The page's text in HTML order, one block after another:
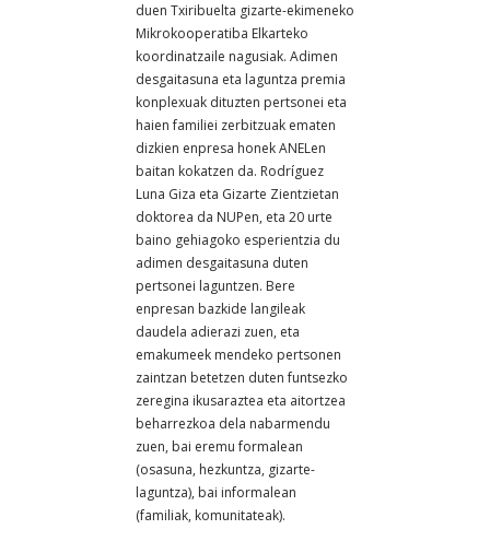
duen Txiribuelta gizarte-ekimeneko
Mikrokooperatiba Elkarteko
koordinatzaile nagusiak. Adimen
desgaitasuna eta laguntza premia
konplexuak dituzten pertsonei eta
haien familiei zerbitzuak ematen
dizkien enpresa honek ANELen
baitan kokatzen da. Rodríguez
Luna Giza eta Gizarte Zientzietan
doktorea da NUPen, eta 20 urte
baino gehiagoko esperientzia du
adimen desgaitasuna duten
pertsonei laguntzen. Bere
enpresan bazkide langileak
daudela adierazi zuen, eta
emakumeek mendeko pertsonen
zaintzan betetzen duten funtsezko
zeregina ikusaraztea eta aitortzea
beharrezkoa dela nabarmendu
zuen, bai eremu formalean
(osasuna, hezkuntza, gizarte-
laguntza), bai informalean
(familiak, komunitateak).